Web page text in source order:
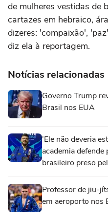
de mulheres vestidas de
cartazes em hebraico,
dizeres: 'compaixão',
diz ela à reportagem.
Notícias relacionadas
Governo Trump
Brasil nos EUA
'Ele não deveria
academia
brasileiro preso
Professor de jiu-
em aeroporto nos